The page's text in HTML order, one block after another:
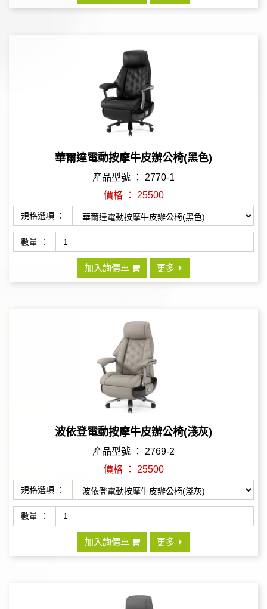
華爾達電動按摩牛皮辦公椅(黑色)
產品型號 ： 2770-1
價格 ： 25500
規格選項 ：
數量 ：
加入詢價車 更多
波依登電動按摩牛皮辦公椅(淺灰)
產品型號 ： 2769-2
價格 ： 25500
規格選項 ：
數量 ：
加入詢價車 更多